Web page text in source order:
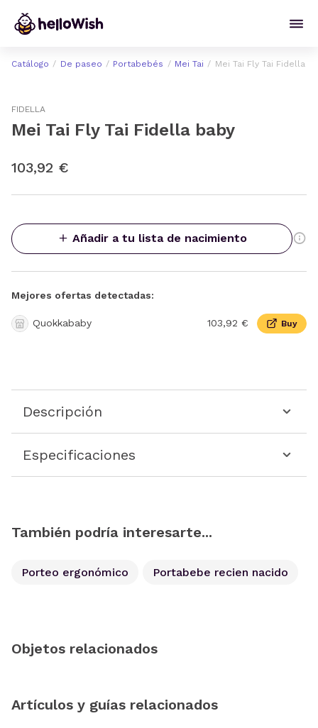
Catálogo De paseo Portabebés Mei Tai Mei Tai Fly Tai Fidella
FIDELLA
Mei Tai Fly Tai Fidella baby
103,92 €
Añadir a tu lista de nacimiento
Mejores ofertas detectadas:
Quokkababy 103,92 € Buy
Descripción
Especificaciones
También podría interesarte...
Porteo ergonómico Portabebe recien nacido
Objetos relacionados
Artículos y guías relacionados